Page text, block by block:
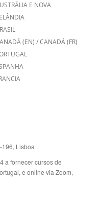
E NOVA
(EN) /CANADÁ (FR)
196, Lisboa
a fornecer cursos de
e online via Zoom,